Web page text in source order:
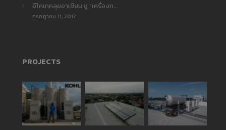
อีโคเทคลุยอาเซียน ชู “เครื่องท...
กรกฎาคม 11, 2017
PROJECTS